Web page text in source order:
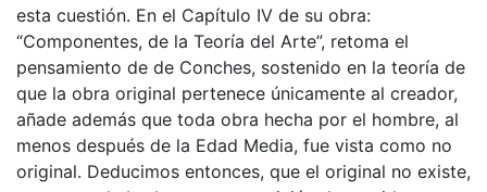
esta cuestión. En el Capítulo IV de su obra:
“Componentes, de la Teoría del Arte”, retoma el
pensamiento de de Conches, sostenido en la teoría de
que la obra original pertenece únicamente al creador,
añade además que toda obra hecha por el hombre, al
menos después de la Edad Media, fue vista como no
original. Deducimos entonces, que el original no existe,